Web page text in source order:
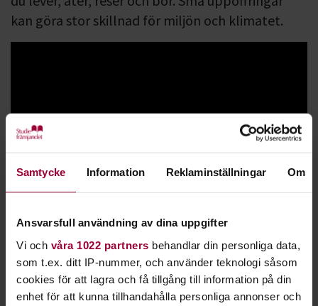
Samtycke Information Reklaminställningar Om
Ansvarsfull användning av dina uppgifter
Vi och våra 1022 partners behandlar din personliga data,
som t.ex. ditt IP-nummer, och använder teknologi såsom
cookies för att lagra och få tillgång till information på din
enhet för att kunna tillhandahålla personliga annonser och
kan göra stor skillnad för miljön och klimatet.
Lär dig vadhållbar utveckling
betyder och hur du ställer om
till en sådan. En hållbar livsstil kan innefatta mat, boende,
Hjälp oss att sprida kunskap om klimathotet och andra
miljöfrågor. Tillsammans kan vi styra om inriktningen till
det bättre.